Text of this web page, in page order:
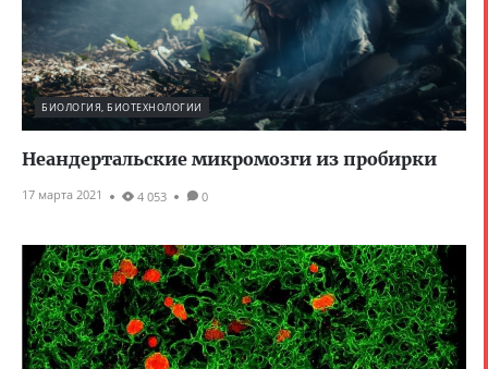
БИОЛОГИЯ, БИОТЕХНОЛОГИИ
Неандертальские микромозги из пробирки
17 марта 2021 4 053 0